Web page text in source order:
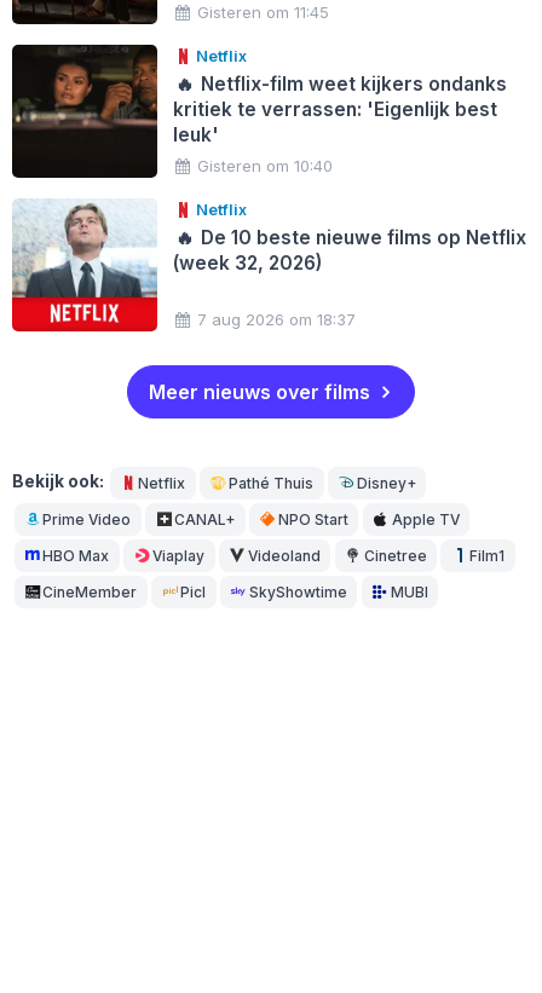
Gisteren om 11:45
Netflix
🔥 Netflix-film weet kijkers ondanks
kritiek te verrassen: 'Eigenlijk best
leuk'
Gisteren om 10:40
Netflix
🔥 De 10 beste nieuwe films op Netflix
(week 32, 2026)
7 aug 2026 om 18:37
Meer nieuws over films
Bekijk ook: Netflix Pathé Thuis Disney+
Prime Video CANAL+ NPO Start Apple TV
HBO Max Viaplay Videoland Cinetree Film1
CineMember Picl SkyShowtime MUBI